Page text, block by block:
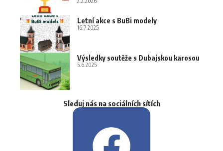
Letní akce s BuBi modely
16.7.2025
Výsledky soutěže s Dubajskou karosou
5.6.2025
Sleduj nás na sociálních sítích